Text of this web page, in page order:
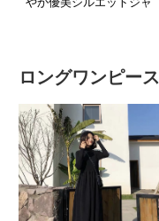
ロングワンピース